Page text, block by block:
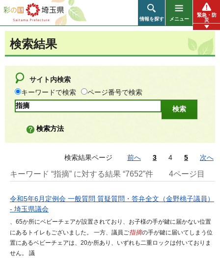
彩の国 埼玉県
情報を探す メニュー
緊急・防
災
検索結果
サイト内検索
キーワードで検索
ページ番号で検索
検索方法
検索結果ページ 前へ 3 4 5 次へ
キーワード “指摘” に対する結果 “7652”件 4ページ目
令和5年6月定例会 一般質問 質疑質問・答弁全文（金野桃子議員）
- 埼玉県議会
、65か所にベビーチェアが設置されており、お子様の手が鍵に届かない位置
にあるトイレもございました。 一方、議員ご指摘の手が鍵に届いてしまう位
置にあるベビーチェアは、20か所あり、いずれも二重ロックは付いておりま
せん。 議